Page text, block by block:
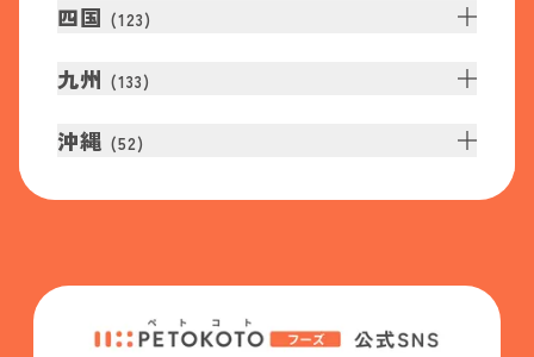
四国 (123)
九州 (133)
沖縄 (52)